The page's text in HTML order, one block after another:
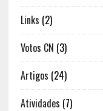
Links (2)
Votos CN (3)
Artigos (24)
Atividades (7)